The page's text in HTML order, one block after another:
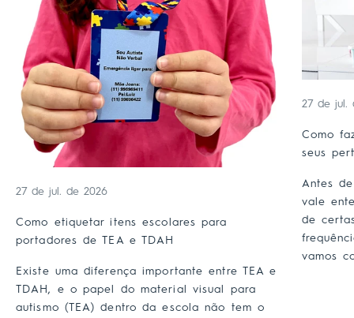
27 de jul. de 2026
Como etiquetar itens escolares para
portadores de TEA e TDAH
Existe uma diferença importante entre TEA e
TDAH, e o papel do material visual para
autismo (TEA) dentro da escola não tem o
27 de jul.
Como
seus
Antes
vale
de
vamos